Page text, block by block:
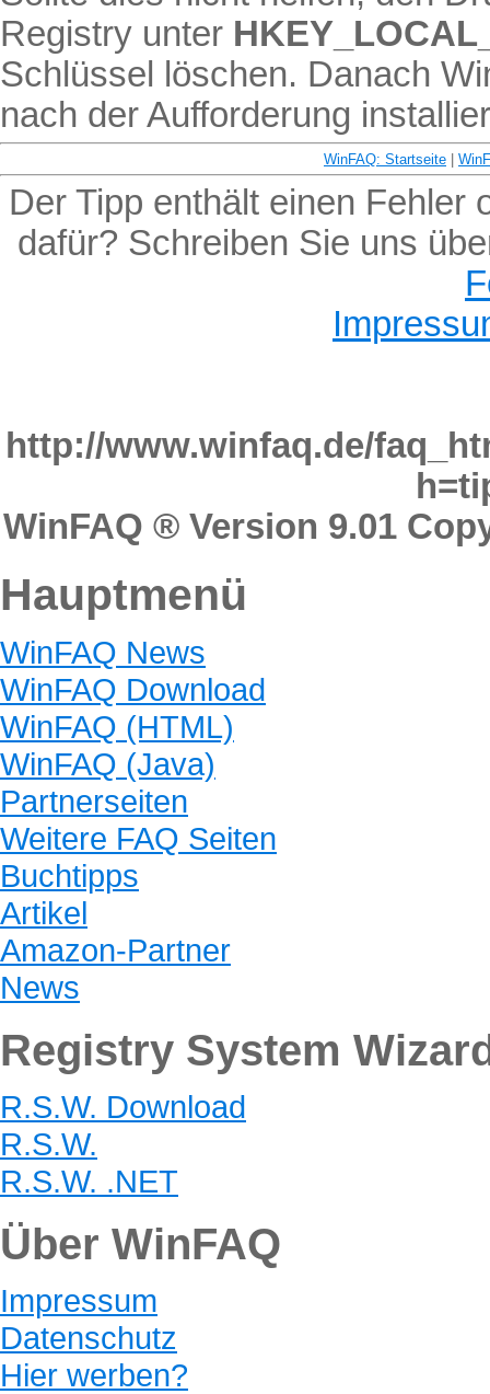
Registry unter
Schlüssel löschen. Danach
nach der Aufforderung
WinFAQ: Startseite
Der Tipp enthält einen Fehler
dafür? Schreiben Sie uns
http://www.winfaq.de/
WinFAQ ® Version 9.01
Hauptmenü
WinFAQ News
WinFAQ Download
WinFAQ (HTML)
WinFAQ (Java)
Partnerseiten
Weitere FAQ Seiten
Buchtipps
Artikel
Amazon-Partner
News
Registry System
R.S.W. Download
R.S.W.
R.S.W. .NET
Über WinFAQ
Impressum
Datenschutz
Hier werben?